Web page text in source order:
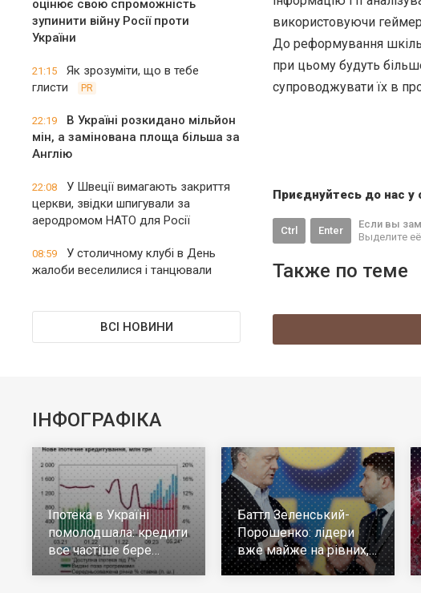
оцінює свою спроможність
зупинити війну Росії проти
України
21:15
Як зрозуміти, що в тебе
глисти
PR
22:19
В Україні розкидано мільйон
мін, а замінована площа більша за
Англію
22:08
У Швеції вимагають закриття
церкви, звідки шпигували за
аеродромом НАТО для Росії
08:59
У столичному клубі в День
жалоби веселилися і танцювали
ВСІ НОВИНИ
використовуючи
До реформування
при цьому будуть
супроводжувати їх в
Приєднуйтесь до нас
Ctrl Enter
Если вы
Выделите
Также по теме
ІНФОГРАФІКА
Іпотека в Україні
помолодшала: кредити
все частіше бере
молодь до 30 років
Баттл Зеленський-
Порошенко: лідери
вже майже на рівних,
але багато тих, хто не